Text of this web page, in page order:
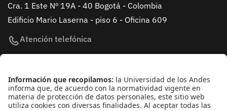
Cra. 1 Este Nº 19A - 40 Bogotá - Colombia
Edificio Mario Laserna - piso 6 - Oficina 609
Atención telefónica
+(571) 339 49 49 - Ext. 4830
Enlaces de interés